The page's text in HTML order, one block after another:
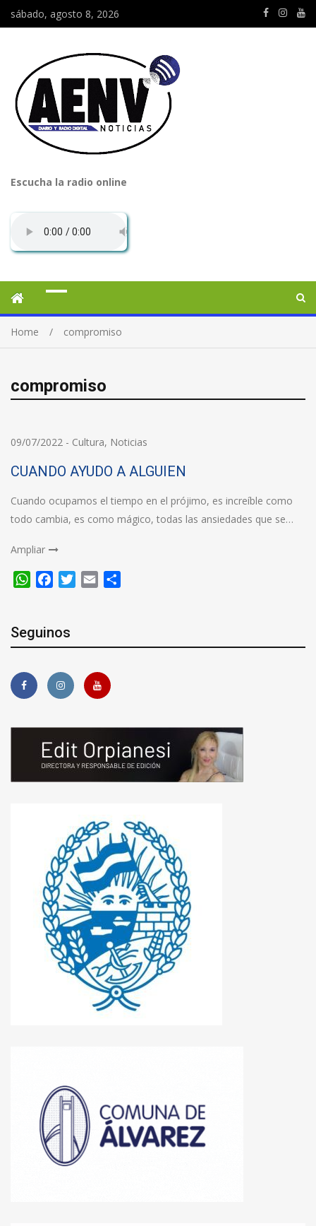
sábado, agosto 8, 2026
Escucha la radio online
Home compromiso
compromiso
09/07/2022 - Cultura, Noticias
CUANDO AYUDO A ALGUIEN
Cuando ocupamos el tiempo en el prójimo, es increíble como
todo cambia, es como mágico, todas las ansiedades que se…
Ampliar
WhatsApp
FacebookTwitter
Email
Seguinos